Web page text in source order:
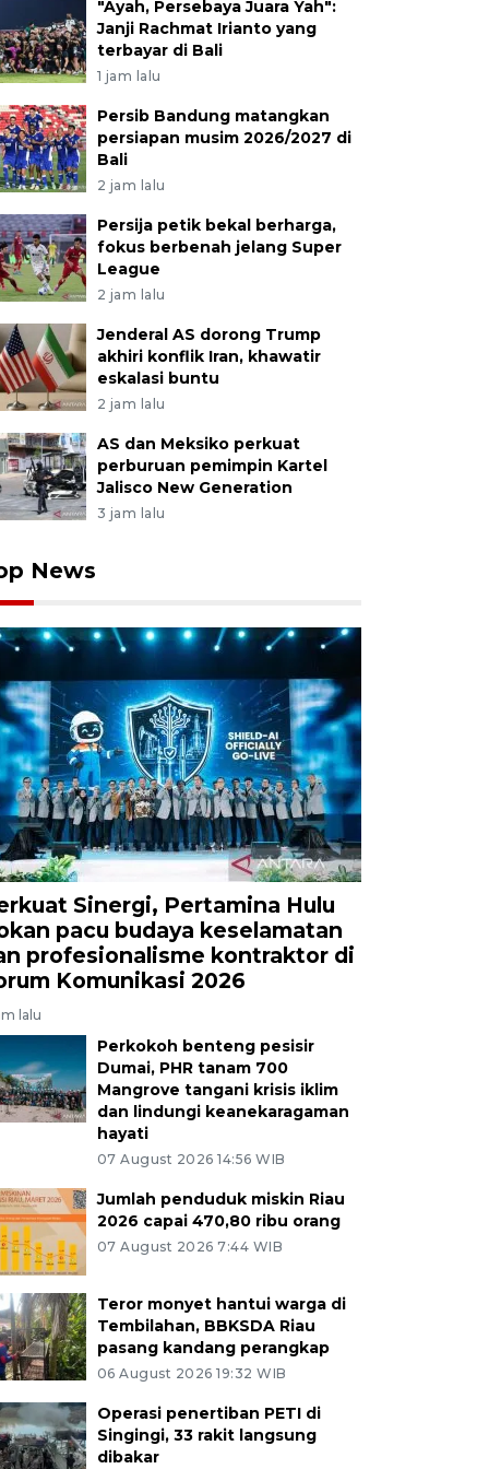
"Ayah, Persebaya Juara Yah":
Janji Rachmat Irianto yang
terbayar di Bali
1 jam lalu
Persib Bandung matangkan
persiapan musim 2026/2027 di
Bali
2 jam lalu
Persija petik bekal berharga,
fokus berbenah jelang Super
League
2 jam lalu
Jenderal AS dorong Trump
akhiri konflik Iran, khawatir
eskalasi buntu
2 jam lalu
AS dan Meksiko perkuat
perburuan pemimpin Kartel
Jalisco New Generation
3 jam lalu
News
Sinergi, Pertamina Hulu
pacu budaya keselamatan
profesionalisme kontraktor di
Komunikasi 2026
lalu
Perkokoh benteng pesisir
Dumai, PHR tanam 700
Mangrove tangani krisis iklim
dan lindungi keanekaragaman
hayati
07 August 2026 14:56 WIB
Jumlah penduduk miskin Riau
2026 capai 470,80 ribu orang
07 August 2026 7:44 WIB
Teror monyet hantui warga di
Tembilahan, BBKSDA Riau
pasang kandang perangkap
06 August 2026 19:32 WIB
Operasi penertiban PETI di
Singingi, 33 rakit langsung
dibakar